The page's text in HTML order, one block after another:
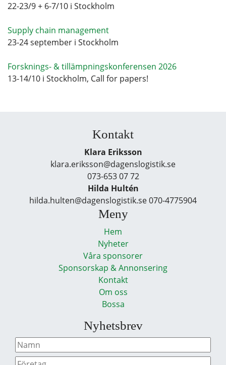
22-23/9 + 6-7/10 i Stockholm
Supply chain management
23-24 september i Stockholm
Forsknings- & tillämpningskonferensen 2026
13-14/10 i Stockholm, Call for papers!
Kontakt
Klara Eriksson
klara.eriksson@dagenslogistik.se
073-653 07 72
Hilda Hultén
hilda.hulten@dagenslogistik.se 070-4775904
Meny
Hem
Nyheter
Våra sponsorer
Sponsorskap & Annonsering
Kontakt
Om oss
Bossa
Nyhetsbrev